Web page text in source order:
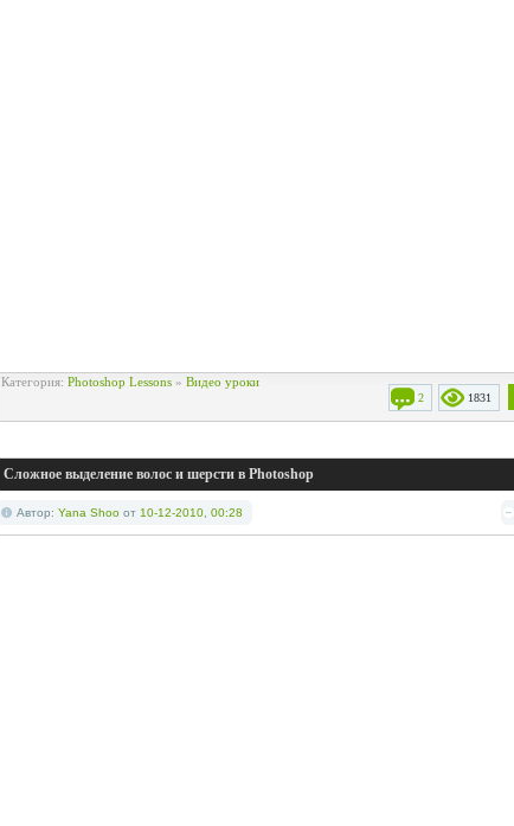
Категория: Photoshop Lessons» Видео уроки
1831
2
Сложное выделение волос и шерсти в Photoshop
Автор: Yana Shooот 10-12-2010, 00:28